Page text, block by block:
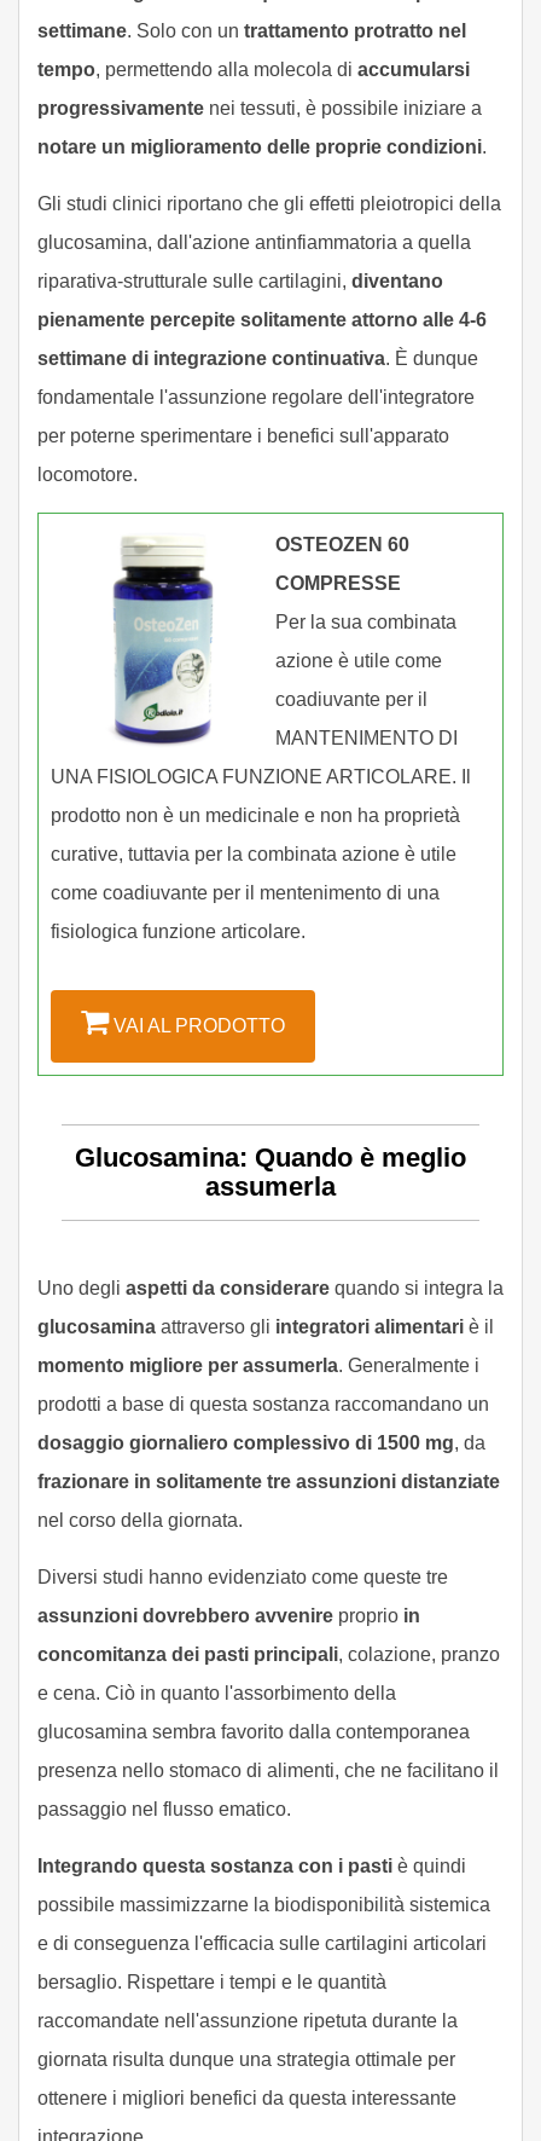
settimane. Solo con un trattamento protratto nel
tempo, permettendo alla molecola di accumularsi
progressivamente nei tessuti, è possibile iniziare a
notare un miglioramento delle proprie condizioni.
Gli studi clinici riportano che gli effetti pleiotropici della
glucosamina, dall'azione antinfiammatoria a quella
riparativa-strutturale sulle cartilagini, diventano
pienamente percepite solitamente attorno alle 4-6
settimane di integrazione continuativa. È dunque
fondamentale l'assunzione regolare dell'integratore
per poterne sperimentare i benefici sull'apparato
locomotore.
OSTEOZEN 60
COMPRESSE
Per la sua combinata
azione è utile come
coadiuvante per il
MANTENIMENTO DI
UNA FISIOLOGICA FUNZIONE ARTICOLARE. Il
prodotto non è un medicinale e non ha proprietà
curative, tuttavia per la combinata azione è utile
come coadiuvante per il mentenimento di una
fisiologica funzione articolare.
VAI AL PRODOTTO
Glucosamina: Quando è meglio
assumerla
Uno degli aspetti da considerare quando si integra la
glucosamina attraverso gli integratori alimentari è il
momento migliore per assumerla. Generalmente i
prodotti a base di questa sostanza raccomandano un
dosaggio giornaliero complessivo di 1500 mg, da
frazionare in solitamente tre assunzioni distanziate
nel corso della giornata.
Diversi studi hanno evidenziato come queste tre
assunzioni dovrebbero avvenire proprio in
concomitanza dei pasti principali, colazione, pranzo
e cena. Ciò in quanto l'assorbimento della
glucosamina sembra favorito dalla contemporanea
presenza nello stomaco di alimenti, che ne facilitano il
passaggio nel flusso ematico.
Integrando questa sostanza con i pasti è quindi
possibile massimizzarne la biodisponibilità sistemica
e di conseguenza l'efficacia sulle cartilagini articolari
bersaglio. Rispettare i tempi e le quantità
raccomandate nell'assunzione ripetuta durante la
giornata risulta dunque una strategia ottimale per
ottenere i migliori benefici da questa interessante
integrazione.